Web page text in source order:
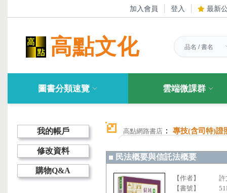
加入會員 登入 最新
高點文化
圖書分類速覽 雲端微課群
我的帳戶
修改資料
購物Q&A
高點網路書店 ： 專技(含司特)證
民法概要與信託法概要
【作者】
【書號】